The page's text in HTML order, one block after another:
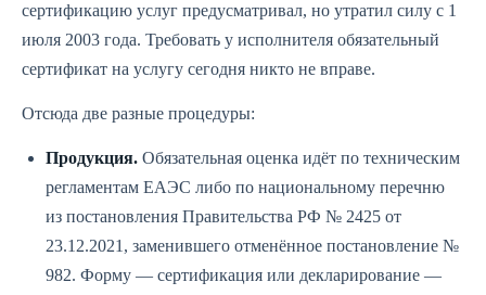
сертификацию услуг предусматривал, но утратил силу с 1
июля 2003 года. Требовать у исполнителя обязательный
сертификат на услугу сегодня никто не вправе.
Отсюда две разные процедуры:
Продукция. Обязательная оценка идёт по техническим
регламентам ЕАЭС либо по национальному перечню
из постановления Правительства РФ № 2425 от
23.12.2021, заменившего отменённое постановление №
982. Форму — сертификация или декларирование —